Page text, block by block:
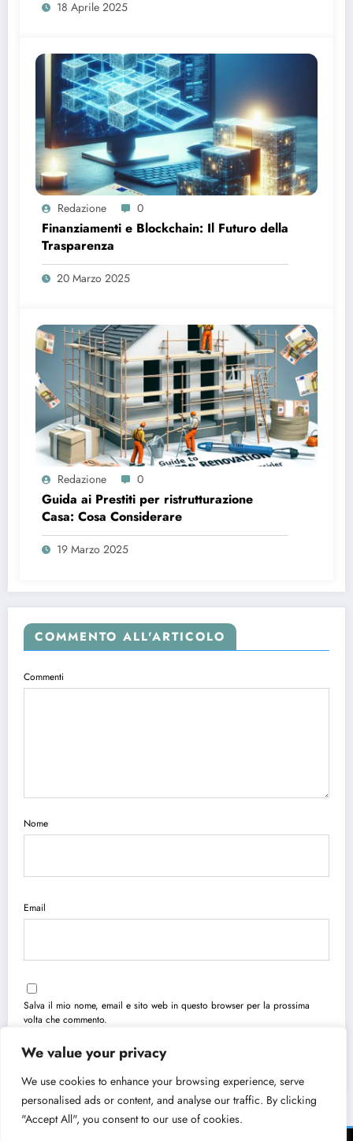
We value your privacy
We use cookies to enhance your browsing experience, serve
personalised ads or content, and analyse our traffic. By clicking
"Accept All", you consent to our use of cookies.
18 Aprile 2025
Redazione 0
Finanziamenti e Blockchain: Il Futuro della
Trasparenza
20 Marzo 2025
Redazione 0
Guida ai Prestiti per ristrutturazione
Casa: Cosa Considerare
19 Marzo 2025
COMMENTO ALL'ARTICOLO
Commenti
Nome
Email
Salva il mio nome, email e sito web in questo browser per la prossima
volta che commento.